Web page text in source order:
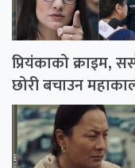
प्रियंकाको क्राइम,
छोरी बचाउन